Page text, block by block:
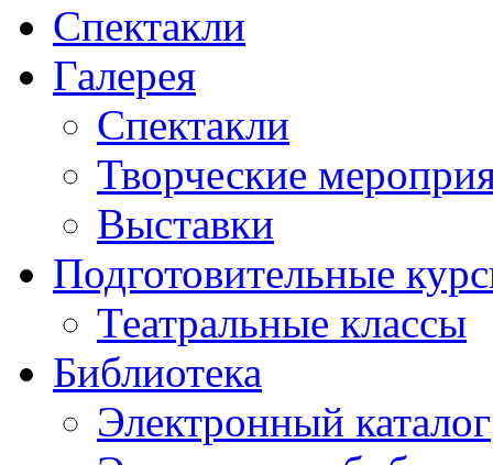
Спектакли
Галерея
Спектакли
Творческие
Выставки
Подготовительные
Театральные классы
Библиотека
Электронный каталог